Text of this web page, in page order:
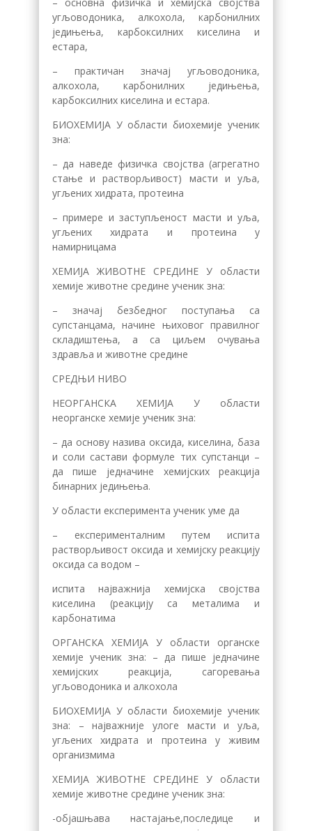
угљоводоника, алкохола, карбонилних
једињења, карбоксилних киселина и
естара,
– практичан значај угљоводоника,
алкохола, карбонилних једињења,
карбоксилних киселина и естара.
БИОХЕМИЈА У области биохемије ученик
зна:
– да наведе физичка својства (агрегатно
стање и растворљивост) масти и уља,
угљених хидрата, протеина
– примере и заступљеност масти и уља,
угљених хидрата и протеина у
намирницама
ХЕМИЈА ЖИВОТНЕ СРЕДИНЕ У области
хемије животне средине ученик зна:
– значај безбедног поступања са
супстанцама, начине њиховог правилног
складиштења, а са циљем очувања
здравља и животне средине
СРЕДЊИ НИВО
НЕОРГАНСКА ХЕМИЈА У области
неорганске хемије ученик зна:
– да основу назива оксида, киселина, база
и соли састави формуле тих супстанци –
да пише једначине хемијских реакција
бинарних једињења.
У области експеримента ученик уме да
– експерименталним путем испита
растворљивост оксида и хемијску реакцију
оксида са водом –
испита најважнија хемијска својства
киселина (реакцију са металима и
карбонатима
ОРГАНСКА ХЕМИЈА У области органске
хемије ученик зна: – да пише једначине
хемијских реакција, сагоревања
угљоводоника и алкохола
БИОХЕМИЈА У области биохемије ученик
зна: – најважније улоге масти и уља,
угљених хидрата и протеина у живим
организмима
ХЕМИЈА ЖИВОТНЕ СРЕДИНЕ У области
хемије животне средине ученик зна:
-објашњава настајање,последице и